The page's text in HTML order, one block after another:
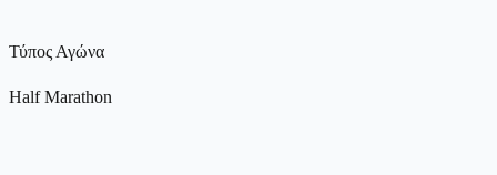
Τύπος Αγώνα
Half Marathon